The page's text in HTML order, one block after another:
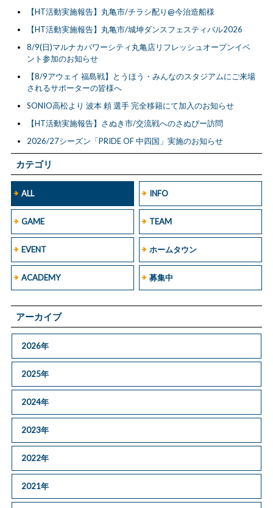
カテゴリ
ALL INFO
GAME TEAM
EVENT ホームタウン
ACADEMY 募集中
アーカイブ
2026年
2025年
2024年
2023年
2022年
2021年
【HT活動実施報告】丸亀市/チラシ配り@今治造船様
【HT活動実施報告】丸亀市/城坤ダンスフェスティバル2026
8/9(日)マルナカパワーシティ丸亀店リフレッシュオープンイベ
ント参加のお知らせ
【8/9アウェイ 福島戦】とうほう・みんなのスタジアムにご来場
されるサポーターの皆様へ
SONIO高松より 波本 頼 選手 完全移籍にて加入のお知らせ
【HT活動実施報告】さぬき市/交流戦へのさぬぴー訪問
2026/27シーズン「PRIDE OF 中四国」実施のお知らせ